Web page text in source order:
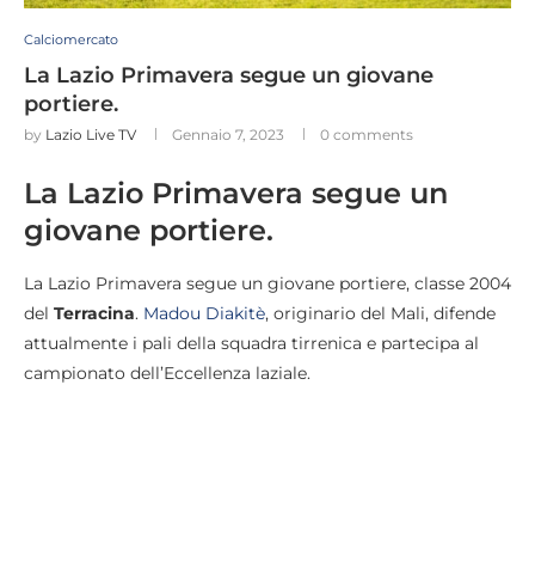
Calciomercato
La Lazio Primavera segue un giovane
portiere.
by Lazio Live TV Gennaio 7, 2023 0 comments
La Lazio Primavera segue un
giovane portiere.
La Lazio Primavera segue un giovane portiere, classe 2004
del Terracina. Madou Diakitè, originario del Mali, difende
attualmente i pali della squadra tirrenica e partecipa al
campionato dell’Eccellenza laziale.